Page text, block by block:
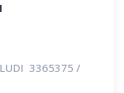
3365375 /